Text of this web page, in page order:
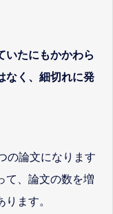
いたにもかかわら
なく、細切れに発
の論文になります
て、論文の数を増
ます。